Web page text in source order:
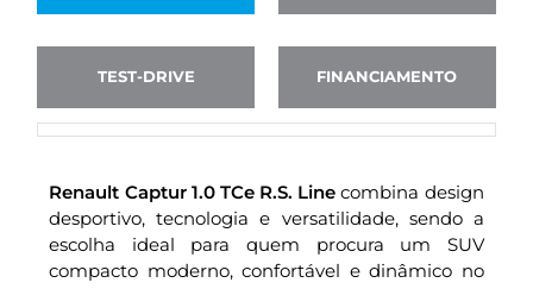
TEST-DRIVE FINANCIAMENTO
Renault Captur 1.0 TCe R.S. Line combina design
desportivo, tecnologia e versatilidade, sendo a
escolha ideal para quem procura um SUV
compacto moderno, confortável e dinâmico no